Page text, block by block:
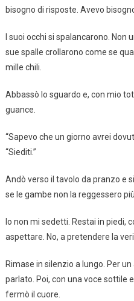
bisogno di risposte. Avevo
I suoi occhi si spalancarono. Non
sue spalle crollarono come se
mille chili.
Abbassò lo sguardo e, con mio
guance.
“Sapevo che un giorno avrei
“Siediti.”
Andò verso il tavolo da pranzo e
se le gambe non la reggessero più.
Io non mi sedetti. Restai in piedi,
aspettare. No, a pretendere la
Rimase in silenzio a lungo. Per
parlato. Poi, con una voce sottile
fermò il cuore.